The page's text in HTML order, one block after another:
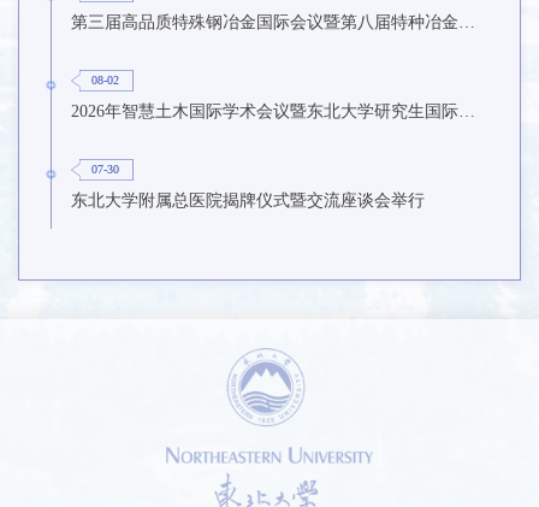
08-02
2026年智慧土木国际学术会议暨东北大学研究生国际暑期学校第九期在东北大学召开
07-30
东北大学附属总医院揭牌仪式暨交流座谈会举行